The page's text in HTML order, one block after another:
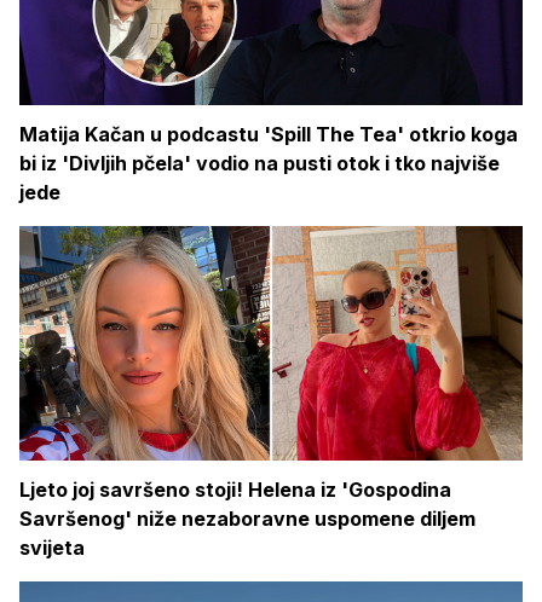
Matija Kačan u podcastu 'Spill The Tea' otkrio koga
bi iz 'Divljih pčela' vodio na pusti otok i tko najviše
jede
Ljeto joj savršeno stoji! Helena iz 'Gospodina
Savršenog' niže nezaboravne uspomene diljem
svijeta